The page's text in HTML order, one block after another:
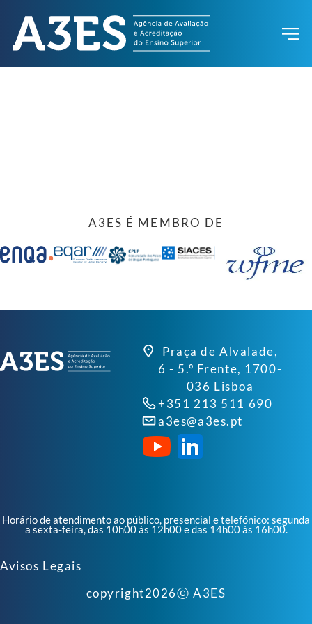
A3ES É MEMBRO DE
Praça de Alvalade,
6 - 5.º Frente, 1700-
036 Lisboa
+351 213 511 690
a3es@a3es.pt
Horário de atendimento ao público, presencial e telefónico: segunda
a sexta-feira, das 10h00 às 12h00 e das 14h00 às 16h00.
Avisos Legais
copyright2026ⓒ A3ES